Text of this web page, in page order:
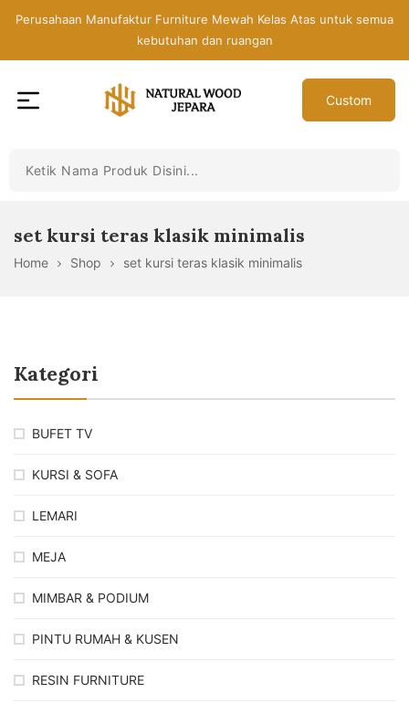
Perusahaan Manufaktur Furniture Mewah Kelas Atas untuk semua
kebutuhan dan ruangan
Jepara
Furniture
Jati
Custom
set kursi teras klasik minimalis
Home Shop set kursi teras klasik minimalis
Kategori
BUFET TV
KURSI & SOFA
LEMARI
MEJA
MIMBAR & PODIUM
PINTU RUMAH & KUSEN
RESIN FURNITURE